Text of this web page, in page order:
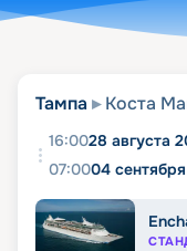
Тампа Коста
16:0028 августа
07:0004